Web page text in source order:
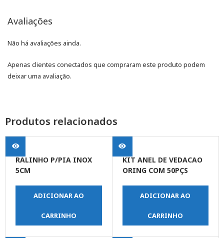
Avaliações
Não há avaliações ainda.
Apenas clientes conectados que compraram este produto podem
deixar uma avaliação.
Produtos relacionados
RALINHO P/PIA INOX
5CM
ADICIONAR AO
CARRINHO
KIT ANEL DE VEDACAO
ORING COM 50PÇS
ADICIONAR AO
CARRINHO